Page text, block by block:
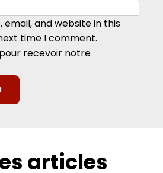
email, and website in this
time I comment.
recevoir notre
articles